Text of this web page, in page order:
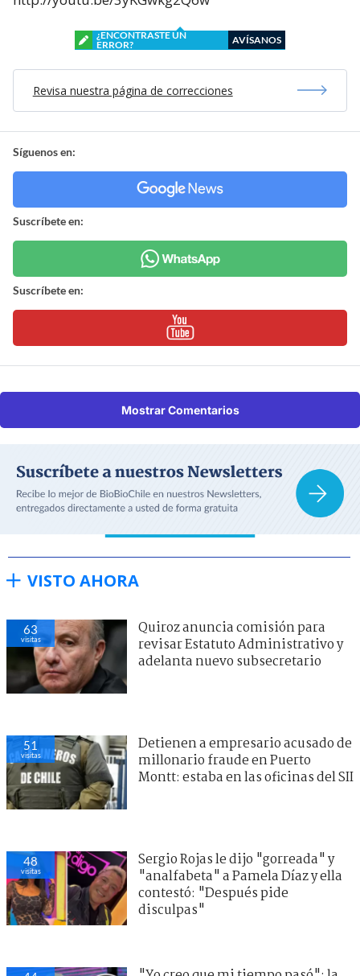
¿ENCONTRASTE UN
ERROR?
AVÍSANOS
Revisa nuestra página de correcciones
Síguenos en:
Suscríbete en:
Suscríbete en:
Mostrar Comentarios
VISTO AHORA
63
visitas
Quiroz anuncia comisión para
revisar Estatuto Administrativo y
adelanta nuevo subsecretario
51
visitas
Detienen a empresario acusado de
millonario fraude en Puerto
Montt: estaba en las oficinas del SII
48
visitas
Sergio Rojas le dijo "gorreada" y
"analfabeta" a Pamela Díaz y ella
contestó: "Después pide
disculpas"